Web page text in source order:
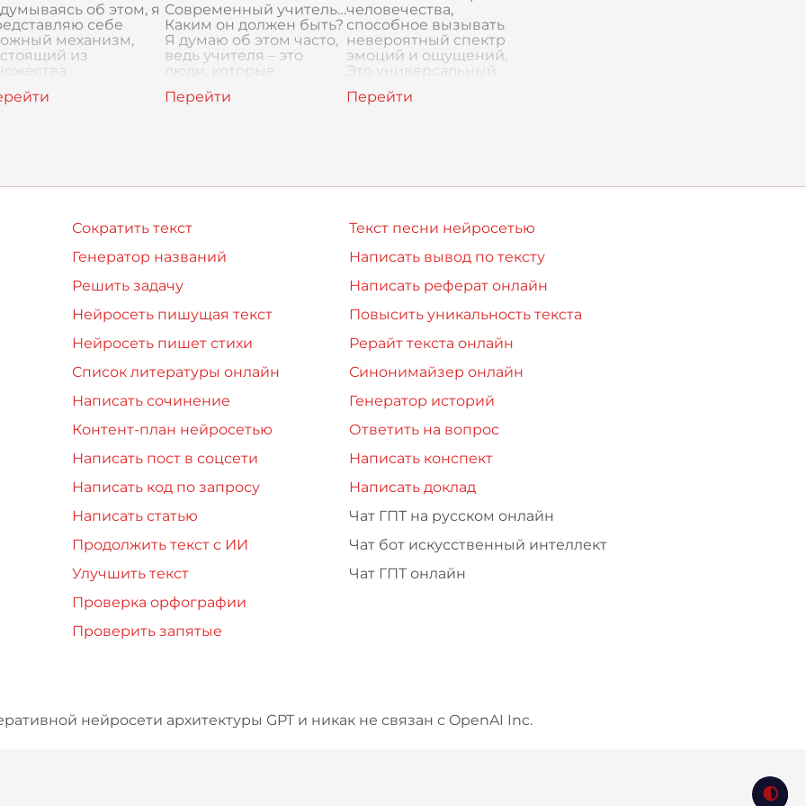
вызовов.
об этом, я
себе
механизм,
из
Каждая
Современный учитель…
Каким он должен быть?
Я думаю об этом часто,
ведь учителя – это
люди, которые
будущее. Они не
человечества,
способное вызывать
невероятный спектр
эмоций и ощущений.
Это универсальный
каждому человеку, вне
Сократить текст
Генератор названий
Решить задачу
Нейросеть пишущая текст
Нейросеть пишет стихи
Список литературы онлайн
Написать сочинение
Контент-план нейросетью
Написать пост в соцсети
Написать код по запросу
Написать статью
Продолжить текст с ИИ
Улучшить текст
Проверка орфографии
Проверить запятые
Текст песни нейросетью
Написать вывод по тексту
Написать реферат онлайн
Повысить уникальность текста
Рерайт текста онлайн
Синонимайзер онлайн
Генератор историй
Ответить на вопрос
Написать конспект
Написать доклад
Чат ГПТ на русском онлайн
Чат бот искусственный интеллект
Чат ГПТ онлайн
нейросети архитектуры GPT и никак не связан с OpenAI Inc.